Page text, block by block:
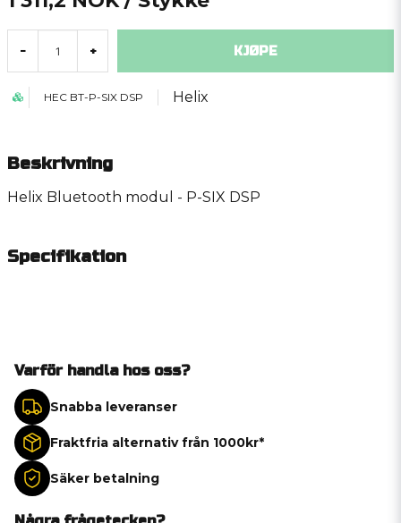
- + KJØPE
HEC BT-P-SIX DSP Helix
Beskrivning
Helix Bluetooth modul - P-SIX DSP
Specifikation
Varför handla hos oss?
Snabba leveranser
Fraktfria alternativ från 1000kr*
Säker betalning